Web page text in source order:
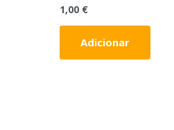
Avaliação
0
de
1,00 €
Adicionar